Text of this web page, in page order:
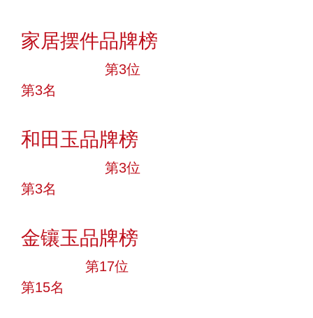
家居摆件品牌榜
第3位
第3名
和田玉品牌榜
第3位
第3名
金镶玉品牌榜
第17位
第15名